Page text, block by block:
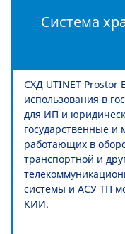
Система
СХД UTINET Prostor
использования в
для ИП и
государственные
работающих в
транспортной и
системы и АСУ ТП
КИИ.